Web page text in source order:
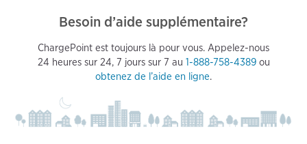
Besoin d’aide supplémentaire?
ChargePoint est toujours là pour vous. Appelez-nous
24 heures sur 24, 7 jours sur 7 au 1-888-758-4389ou
obtenez de l’aide en ligne.